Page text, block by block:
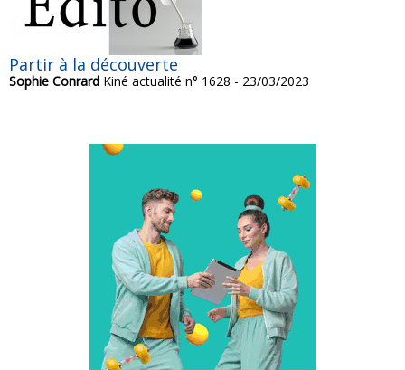
Partir à la découverte
Sophie Conrard Kiné actualité n° 1628 - 23/03/2023